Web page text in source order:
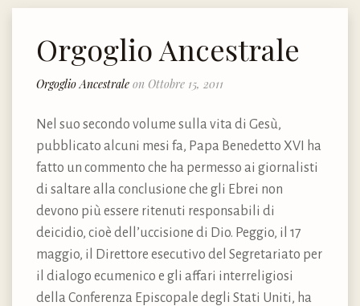
Orgoglio Ancestrale
Orgoglio Ancestrale on Ottobre 15, 2011
Nel suo secondo volume sulla vita di Gesù,
pubblicato alcuni mesi fa, Papa Benedetto XVI ha
fatto un commento che ha permesso ai giornalisti
di saltare alla conclusione che gli Ebrei non
devono più essere ritenuti responsabili di
deicidio, cioè dell’uccisione di Dio. Peggio, il 17
maggio, il Direttore esecutivo del Segretariato per
il dialogo ecumenico e gli affari interreligiosi
della Conferenza Episcopale degli Stati Uniti, ha